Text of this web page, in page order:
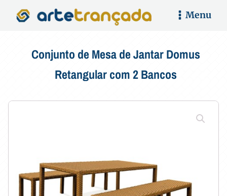
Menu
Conjunto de Mesa de Jantar Domus
Retangular com 2 Bancos